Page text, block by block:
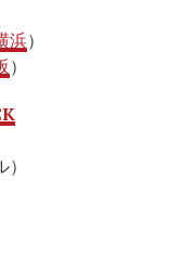
浜）
）